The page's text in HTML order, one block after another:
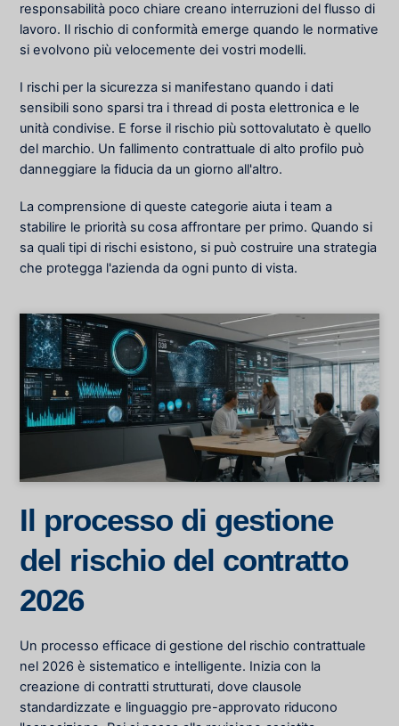
responsabilità poco chiare creano interruzioni del flusso di
lavoro. Il rischio di conformità emerge quando le normative
si evolvono più velocemente dei vostri modelli.
I rischi per la sicurezza si manifestano quando i dati
sensibili sono sparsi tra i thread di posta elettronica e le
unità condivise. E forse il rischio più sottovalutato è quello
del marchio. Un fallimento contrattuale di alto profilo può
danneggiare la fiducia da un giorno all'altro.
La comprensione di queste categorie aiuta i team a
stabilire le priorità su cosa affrontare per primo. Quando si
sa quali tipi di rischi esistono, si può costruire una strategia
che protegga l'azienda da ogni punto di vista.
Il processo di gestione
del rischio del contratto
2026
Un processo efficace di gestione del rischio contrattuale
nel 2026 è sistematico e intelligente. Inizia con la
creazione di contratti strutturati, dove clausole
standardizzate e linguaggio pre-approvato riducono